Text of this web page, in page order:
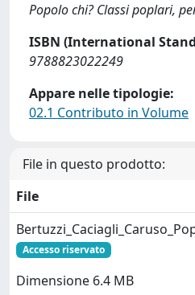
Popolo chi? Classi poplari,
ISBN (International
9788823022249
Appare nelle tipologie:
02.1 Contributo in Volume
File in questo prodotto:
File
Accesso riservato
Dimensione 6.4 MB